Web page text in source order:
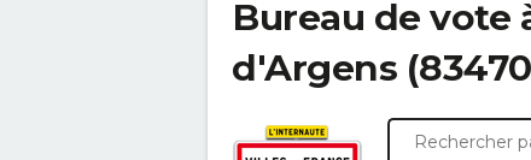
Bureau de vote
d'Argens